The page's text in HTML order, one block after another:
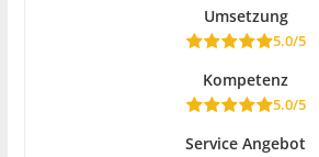
Umsetzung
5.0/5
Kompetenz
5.0/5
Service Angebot